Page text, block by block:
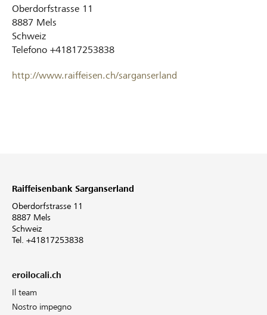
Oberdorfstrasse 11
8887 Mels
Schweiz
Telefono +41817253838
http://www.raiffeisen.ch/sarganserland
Raiffeisenbank Sarganserland
Oberdorfstrasse 11
8887 Mels
Schweiz
Tel. +41817253838
eroilocali.ch
Il team
Nostro impegno